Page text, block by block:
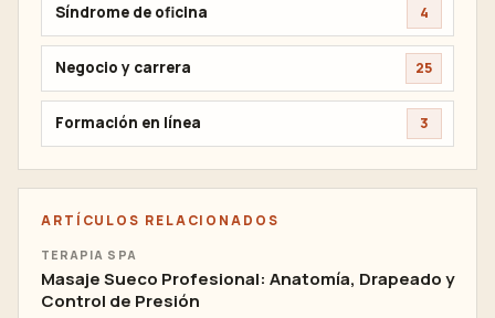
Síndrome de oficina 4
Negocio y carrera 25
Formación en línea 3
ARTÍCULOS RELACIONADOS
TERAPIA SPA
Masaje Sueco Profesional: Anatomía, Drapeado y
Control de Presión